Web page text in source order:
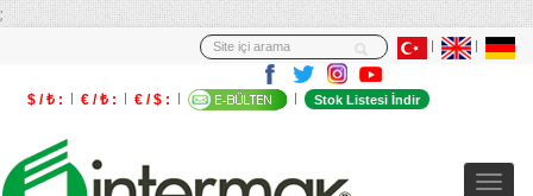
;
$ / ₺ : € / ₺ : € / $ : Stok Listesi İndir